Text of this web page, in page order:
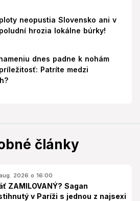
neopustia Slovensko ani v
hrozia lokálne búrky!
dnes padne k nohám
Patríte medzi
články
2026 o 16:00
ZAMILOVANÝ? Sagan
v Paríži s jednou z najsexi